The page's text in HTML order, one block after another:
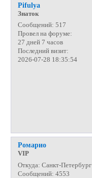
Pifulya
Знаток
Сообщений: 517
Провел на форуме:
27 дней 7 часов
Последний визит:
2026-07-28 18:35:54
Ромарио
VIP
Откуда: Санкт-Петербург
Сообщений: 4553